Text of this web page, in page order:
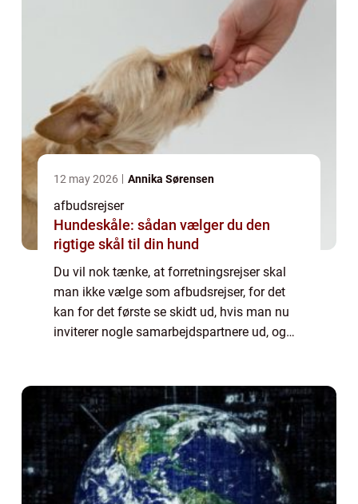
12 may 2026 Annika Sørensen
afbudsrejser
Hundeskåle: sådan vælger du den
rigtige skål til din hund
Du vil nok tænke, at forretningsrejser skal
man ikke vælge som afbudsrejser, for det
kan for det første se skidt ud, hvis man nu
inviterer nogle samarbejdspartnere ud, og
afbudsre...